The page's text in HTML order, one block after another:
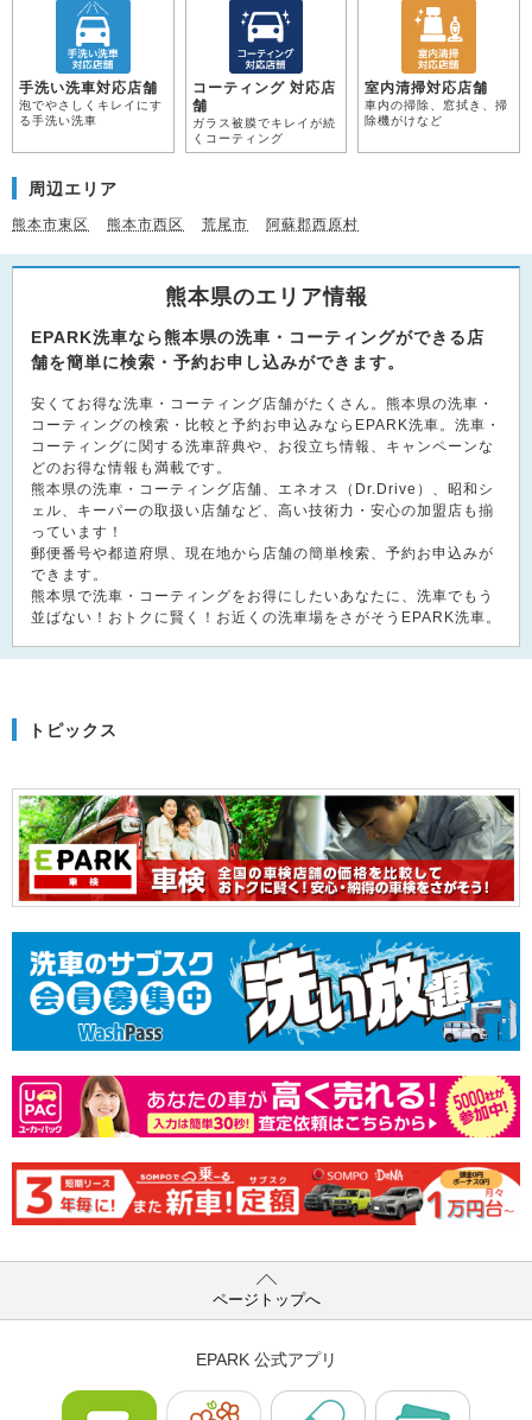
手洗い洗車対応店舗
泡でやさしくキレイにす
る手洗い洗車
コーティング 対応店
舗
ガラス被膜でキレイが続
くコーティング
室内清掃対応店舗
車内の掃除、窓拭き、掃
除機がけなど
周辺エリア
熊本市東区 熊本市西区 荒尾市 阿蘇郡西原村
熊本県のエリア情報
EPARK洗車なら熊本県の洗車・コーティングができる店
舗を簡単に検索・予約お申し込みができます。
安くてお得な洗車・コーティング店舗がたくさん。熊本県の洗車・
コーティングの検索・比較と予約お申込みならEPARK洗車。洗車・
コーティングに関する洗車辞典や、お役立ち情報、キャンペーンな
どのお得な情報も満載です。
熊本県の洗車・コーティング店舗、エネオス（Dr.Drive）、昭和シ
ェル、キーパーの取扱い店舗など、高い技術力・安心の加盟店も揃
っています！
郵便番号や都道府県、現在地から店舗の簡単検索、予約お申込みが
できます。
熊本県で洗車・コーティングをお得にしたいあなたに、洗車でもう
並ばない！おトクに賢く！お近くの洗車場をさがそうEPARK洗車。
トピックス
ページトップへ